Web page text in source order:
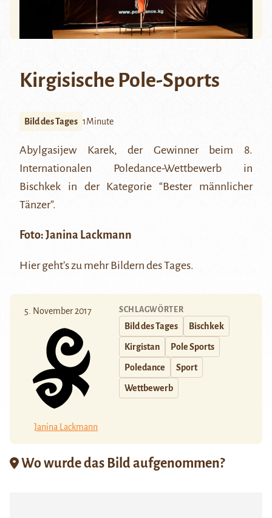
Kirgisische Pole-Sports
Bild des Tages 1Minute
Abylgasijew Karek, der Gewinner beim 8.
Internationalen Poledance-Wettbewerb in
Bischkek in der Kategorie “Bester männlicher
Tänzer”.
Foto: Janina Lackmann
Hiergeht’s zu mehr Bildern des Tages.
5. November 2017
Janina Lackmann
SCHLAGWÖRTER
Bild des Tages Bischkek
Kirgistan Pole Sports
Poledance Sport
Wettbewerb
Wo wurde das Bild aufgenommen?